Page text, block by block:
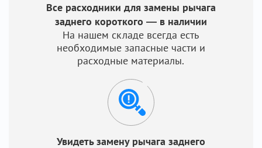
Все расходники для замены рычага
заднего короткого — в наличии
На нашем складе всегда есть
необходимые запасные части и
расходные материалы.
Увидеть замену рычага заднего